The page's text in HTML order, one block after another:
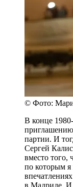
© Фото:
В конце
приглашению
партии. И
Сергей
вместо того,
по которым я
в Мадриде. И